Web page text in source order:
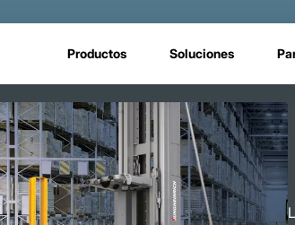
Productos Soluciones